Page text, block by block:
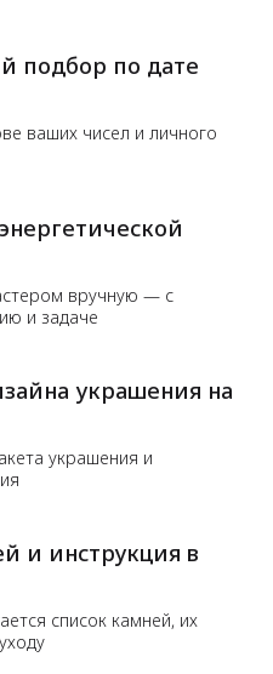
подбор по дате
ваших чисел и личного
вручную — с
и задаче
украшения на
украшения и
и инструкция в
список камней, их